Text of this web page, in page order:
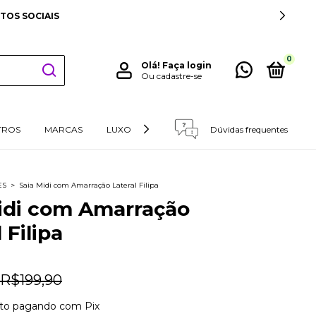
SOCIAIS
Olá! Faça login
Ou cadastre-se
0
MARCAS LUXO RETIRADAS E DEVOLUÇÕES
Dúvidas frequentes
> Saia Midi com Amarração Lateral Filipa
com Amarração
Filipa
R$199,90
pagando com Pix